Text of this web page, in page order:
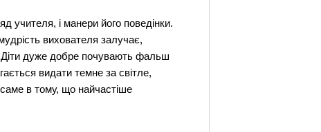
учителя, і манери його поведінки.
вихователя залучає,
Діти дуже добре почувають фальш
видати темне за світле,
в тому, що найчастіше